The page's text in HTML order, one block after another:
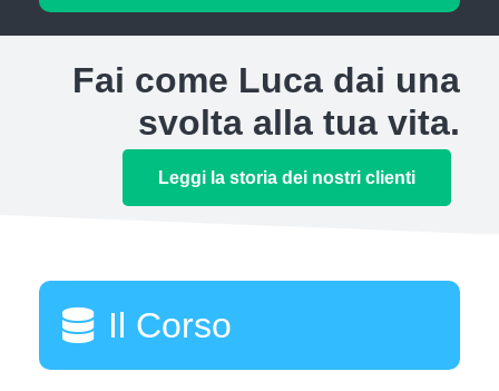
Fai come Luca dai una
svolta alla tua vita.
Leggi la storia dei nostri clienti
Il Corso